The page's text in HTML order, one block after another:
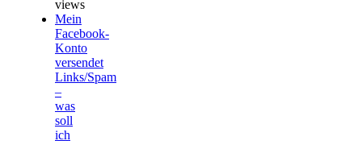
views
Mein
Facebook-
Konto
versendet
Links/Spam
–
was
soll
ich